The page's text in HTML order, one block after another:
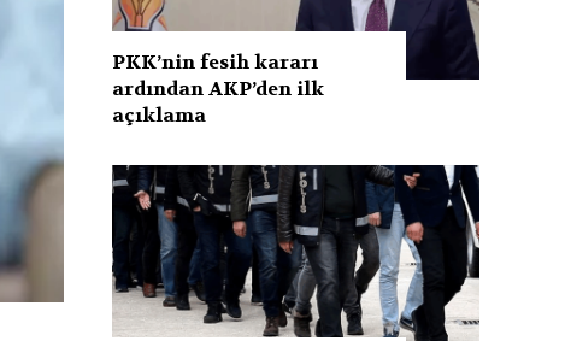
PKK’nin fesih kararı
ardından AKP’den ilk
açıklama